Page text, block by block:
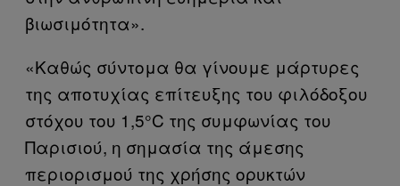
βιωσιμότητα».
«Καθώς σύντομα θα γίνουμε μάρτυρες
της αποτυχίας επίτευξης του φιλόδοξου
στόχου του 1,5°C της συμφωνίας του
Παρισιού, η σημασία της άμεσης
περιορισμού της χρήσης ορυκτών